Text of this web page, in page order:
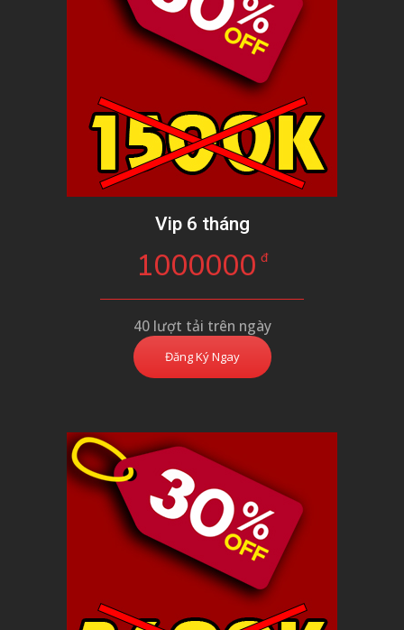
Vip 6 tháng
1000000 đ
40 lượt tải trên ngày
Đăng Ký Ngay